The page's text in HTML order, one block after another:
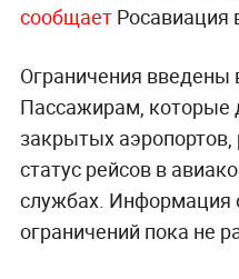
сообщает Росавиация
Ограничения введены
Пассажирам, которые
закрытых
статус рейсов в
службах. Информация
ограничений пока не